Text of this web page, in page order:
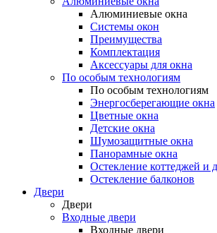
Алюминиевые окна
Системы окон
Преимущества
Комплектация
Аксессуары для окна
По особым технологиям
По особым технологиям
Энергосберегающие окна
Цветные окна
Детские окна
Шумозащитные окна
Панорамные окна
Остекление коттеджей и
Остекление балконов
Двери
Двери
Входные двери
Входные двери